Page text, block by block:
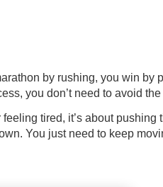
by rushing, you win
you don’t need to avoid
feeling tired, it’s about pushing
You just need to keep